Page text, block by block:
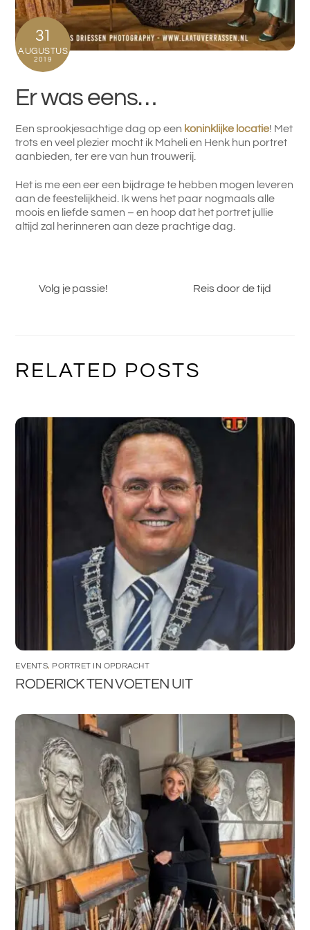
31
AUGUSTUS
2019
Er was eens…
Een sprookjesachtige dag op een koninklijke locatie! Met
trots en veel plezier mocht ik Maheli en Henk hun portret
aanbieden, ter ere van hun trouwerij.
Het is me een eer een bijdrage te hebben mogen leveren
aan de feestelijkheid. Ik wens het paar nogmaals alle
moois en liefde samen – en hoop dat het portret jullie
altijd zal herinneren aan deze prachtige dag.
Volg je passie! Reis door de tijd
RELATED POSTS
EVENTS, PORTRET IN OPDRACHT
RODERICK TEN VOETEN UIT